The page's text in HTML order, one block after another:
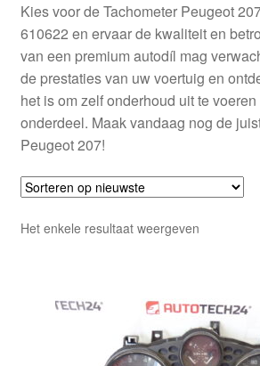
Wereldwijde verzending
Winkelwagen
Kies voor de Tachometer Peugeot
610622 en ervaar de kwaliteit en
van een premium autodíl mag
de prestaties van uw voertuig en
het is om zelf onderhoud uit te
onderdeel. Maak vandaag nog de
Peugeot 207!
Het enkele resultaat weergeven